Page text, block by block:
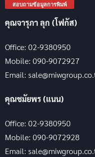
สอบถามข้อมูลการพิมพ์
คุณจารุภา ลุก (โฟกัส)
Office: 02-9380950
Mobile: 090-9072927
Email:
คุณชมัยพร (แนน)
Office: 02-9380950
Mobile: 090-9072928
Email: